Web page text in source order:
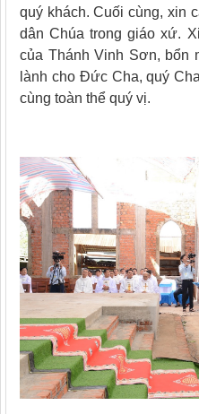
quý khách. Cuối cùng, xin
dân Chúa trong giáo xứ.
của Thánh Vinh Sơn, bổn
lành cho Đức Cha, quý
cùng toàn thể quý vị.